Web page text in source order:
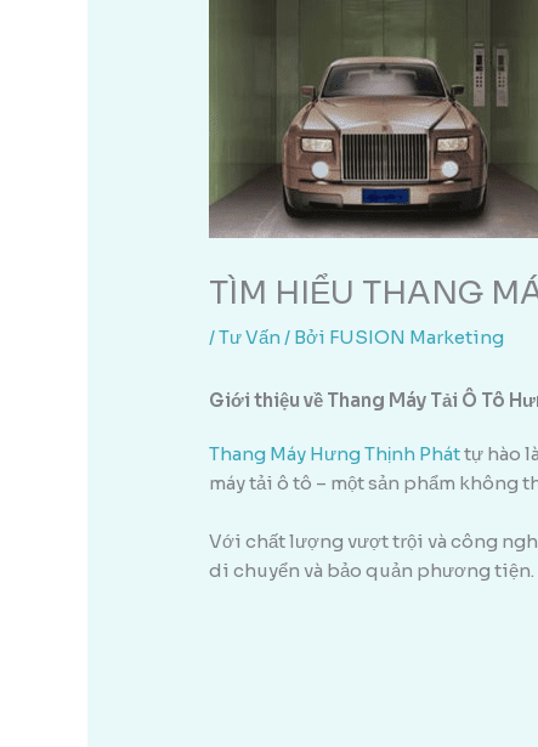
TÌM HIỂU THANG
/Tư Vấn / Bởi FUSION Marketing
Giới thiệu về Thang Máy Tải Ô Tô
Thang Máy Hưng Thịnh Pháttự hào
máy tải ô tô – một sản phẩm không
Với chất lượng vượt trội và công
di chuyển và bảo quản phương tiện.